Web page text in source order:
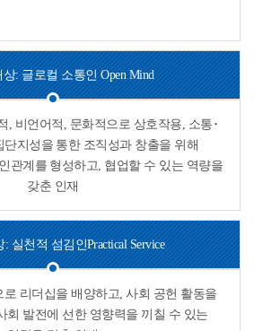
상: 글로컬 소통인Open Mind
, 비언어적, 문화적으로 상호작용, 소통･
단지성을 통한 조직성과 창출을 위해
관계를 형성하고, 협업할 수 있는 역량을
갖춘 인재
: 실천적 섬김인Practical Service
리더십을 배양하고, 사회 공헌 활동을
회 발전에 선한 영향력을 끼칠 수 있는